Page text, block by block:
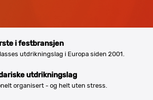
i festbransjen
utdrikningslag i Europa siden 2001.
utdrikningslag
organisert - og helt uten stress.